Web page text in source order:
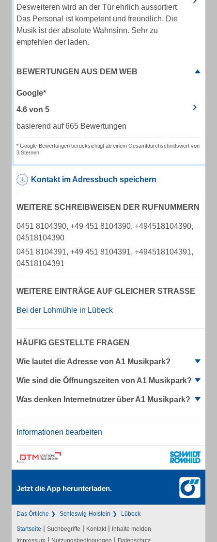
Desweiteren wird an der Tür ehrlich aussortiert.
Das Personal ist kompetent und freundlich. Die
Musik ist der absolute Wahnsinn. Sehr zu
empfehlen der laden.
BEWERTUNGEN AUS DEM WEB
Google*
4.6 von 5
basierend auf 665 Bewertungen
* Google-Bewertungen berücksichtigt ab einem Gesamtdurchschnittswert von
3 Sternen
Kontakt im Adressbuch speichern
WEITERE SCHREIBWEISEN DER RUFNUMMERN
0451 8104390, +49 451 8104390, +494518104390,
04518104390
0451 8104391, +49 451 8104391, +494518104391,
04518104391
WEITERE EINTRÄGE AUF GLEICHER STRASSE
Bei der Lohmühle in Lübeck
HÄUFIG GESTELLTE FRAGEN
Wie lautet die Adresse von A1 Musikpark?
Wie sind die Öffnungszeiten von A1 Musikpark?
Was denken Internetnutzer über A1 Musikpark?
Informationen bearbeiten
Jetzt die App herunterladen.
Das Örtliche Schleswig-Holstein Lübeck
Startseite | Suchbegriffe | Kontakt | Inhalte melden
Impressum | Nutzungsbedingungen | Datenschutz